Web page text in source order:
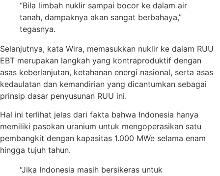
“Bila limbah nuklir sampai bocor ke dalam air
tanah, dampaknya akan sangat berbahaya,”
tegasnya.
Selanjutnya, kata Wira, memasukkan nuklir ke dalam RUU
EBT merupakan langkah yang kontraproduktif dengan
asas keberlanjutan, ketahanan energi nasional, serta asas
kedaulatan dan kemandirian yang dicantumkan sebagai
prinsip dasar penyusunan RUU ini.
Hal ini terlihat jelas dari fakta bahwa Indonesia hanya
memiliki pasokan uranium untuk mengoperasikan satu
pembangkit dengan kapasitas 1.000 MWe selama enam
hingga tujuh tahun.
“Jika Indonesia masih bersikeras untuk